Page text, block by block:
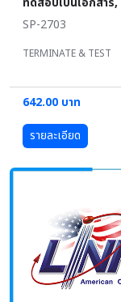
SP-2703
TERMINATE & TEST
642.00 บาท
รายละเอียด